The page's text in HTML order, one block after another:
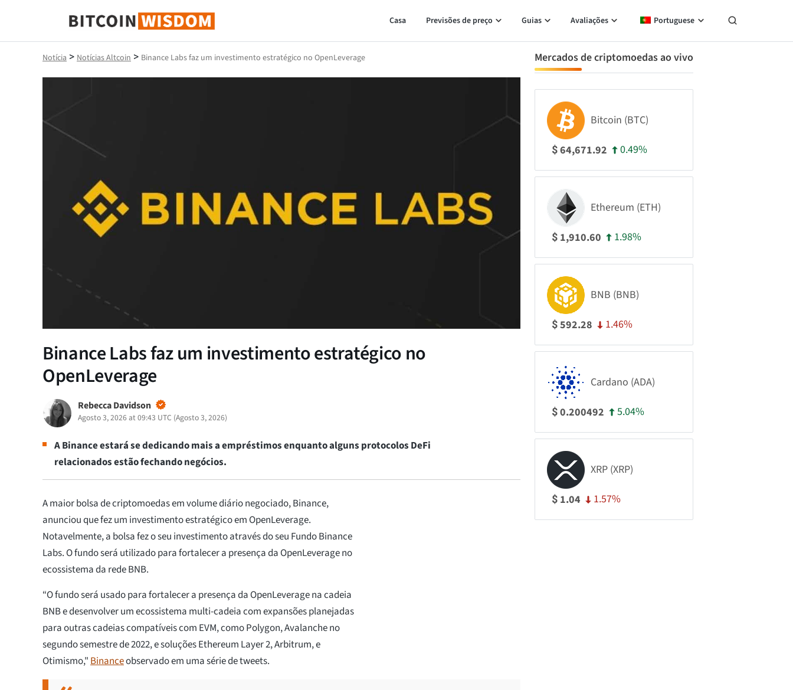
Sabedoria do Bitcoin
Casa Previsões de preço Guias Avaliações Portuguese
Notícia > Notícias Altcoin > Binance Labs faz um investimento estratégico no OpenLeverage
Binance Labs faz um investimento estratégico no
OpenLeverage
Rebecca Davidson
Agosto 3, 2026 at 09:43 UTC (Agosto 3, 2026)
A Binance estará se dedicando mais a empréstimos enquanto alguns protocolos DeFi
relacionados estão fechando negócios.
A maior bolsa de criptomoedas em volume diário negociado, Binance,
anunciou que fez um investimento estratégico em OpenLeverage.
Notavelmente, a bolsa fez o seu investimento através do seu Fundo Binance
Labs. O fundo será utilizado para fortalecer a presença da OpenLeverage no
ecossistema da rede BNB.
“O fundo será usado para fortalecer a presença da OpenLeverage na cadeia
BNB e desenvolver um ecossistema multi-cadeia com expansões planejadas
para outras cadeias compatíveis com EVM, como Polygon, Avalanche no
segundo semestre de 2022, e soluções Ethereum Layer 2, Arbitrum, e
Otimismo,"Binanceobservado em uma série de tweets.
Mercados de criptomoedas ao vivo
Bitcoin (BTC)
$64,671.92 0.49%
Ethereum (ETH)
$ 1,910.60 1.98%
BNB (BNB)
$592.28 1.46%
Cardano (ADA)
$0.200492 5.04%
XRP (XRP)
$ 1.04 1.57%